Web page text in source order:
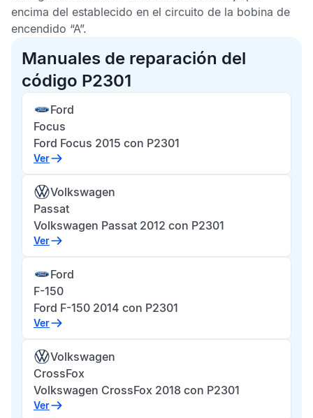
encima del establecido en el circuito de la bobina de
encendido “A”.
Manuales de reparación del
código P2301
Ford
Focus
Ford Focus 2015 con P2301
Ver
Volkswagen
Passat
Volkswagen Passat 2012 con P2301
Ver
Ford
F-150
Ford F-150 2014 con P2301
Ver
Volkswagen
CrossFox
Volkswagen CrossFox 2018 con P2301
Ver